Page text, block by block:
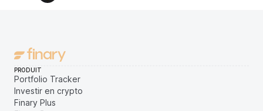
PRODUIT
Portfolio Tracker
Investir en crypto
Finary Plus